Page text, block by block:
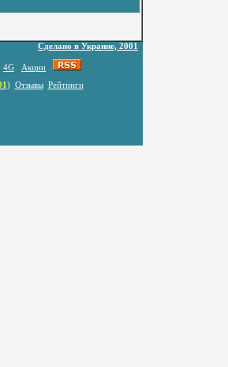
Сделано в Украине, 2001
4G
Акции
) Отзывы Рейтинги